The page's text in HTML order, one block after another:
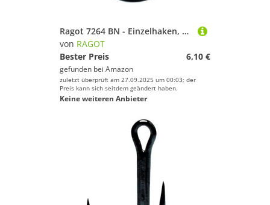
Ragot 7264 BN - Einzelhaken, Größe/Packungsinhalt:Gr. 9/0 / 4 Stück
von RAGOT
Bester Preis
6,10 €
gefunden bei Amazon
zuletzt überprüft am 27.09.2025 um 00:03; der
Preis kann sich seitdem geändert haben.
Keine weiteren Anbieter